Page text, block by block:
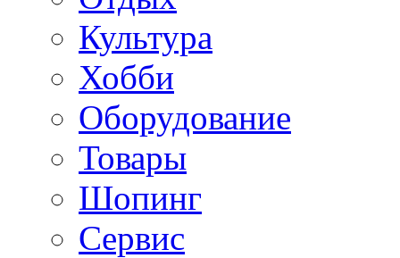
Культура
Хобби
Оборудование
Товары
Шопинг
Сервис